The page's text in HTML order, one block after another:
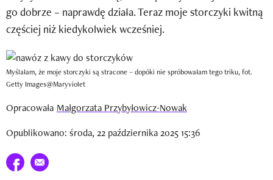
go dobrze – naprawdę działa. Teraz moje storczyki kwitną
częściej niż kiedykolwiek wcześniej.
Myślałam, że moje storczyki są stracone – dopóki nie spróbowałam tego triku, fot.
Getty Images@Maryviolet
Opracowała Małgorzata Przybyłowicz-Nowak
Opublikowano: środa, 22 października 2025 15:36
Udostępnij na facebook
E-mail do przyjaciela